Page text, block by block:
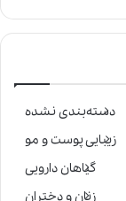
دسته‌بندی نشده
زیبایی پوست و مو
گیاهان دارویی
زنان و دختران